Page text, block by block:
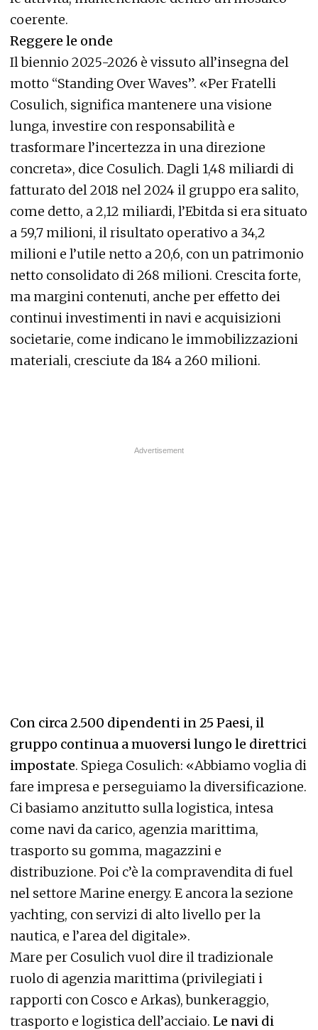
coerente.
Reggere le onde
Il biennio 2025-2026 è vissuto all’insegna del
motto “Standing Over Waves”. «Per Fratelli
Cosulich, significa mantenere una visione
lunga, investire con responsabilità e
trasformare l’incertezza in una direzione
concreta», dice Cosulich. Dagli 1,48 miliardi di
fatturato del 2018 nel 2024 il gruppo era salito,
come detto, a 2,12 miliardi, l’Ebitda si era situato
a 59,7 milioni, il risultato operativo a 34,2
milioni e l’utile netto a 20,6, con un patrimonio
netto consolidato di 268 milioni. Crescita forte,
ma margini contenuti, anche per effetto dei
continui investimenti in navi e acquisizioni
societarie, come indicano le immobilizzazioni
materiali, cresciute da 184 a 260 milioni.
Con circa 2.500 dipendenti in 25 Paesi, il
gruppo continua a muoversi lungo le direttrici
impostate. Spiega Cosulich: «Abbiamo voglia di
fare impresa e perseguiamo la diversificazione.
Ci basiamo anzitutto sulla logistica, intesa
come navi da carico, agenzia marittima,
trasporto su gomma, magazzini e
distribuzione. Poi c’è la compravendita di fuel
nel settore Marine energy. E ancora la sezione
yachting, con servizi di alto livello per la
nautica, e l’area del digitale».
Mare per Cosulich vuol dire il tradizionale
ruolo di agenzia marittima (privilegiati i
rapporti con Cosco e Arkas), bunkeraggio,
trasporto e logistica dell’acciaio. Le navi di